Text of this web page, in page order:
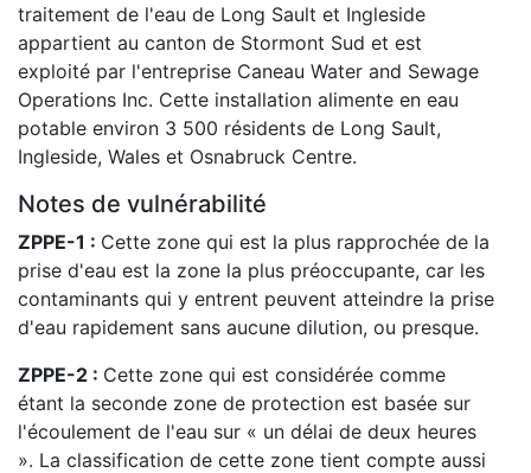
traitement de l'eau de Long Sault et Ingleside
appartient au canton de Stormont Sud et est
exploité par l'entreprise Caneau Water and Sewage
Operations Inc. Cette installation alimente en eau
potable environ 3 500 résidents de Long Sault,
Ingleside, Wales et Osnabruck Centre.
Notes de vulnérabilité
ZPPE-1 : Cette zone qui est la plus rapprochée de la
prise d'eau est la zone la plus préoccupante, car les
contaminants qui y entrent peuvent atteindre la prise
d'eau rapidement sans aucune dilution, ou presque.
ZPPE-2 : Cette zone qui est considérée comme
étant la seconde zone de protection est basée sur
l'écoulement de l'eau sur « un délai de deux heures
». La classification de cette zone tient compte aussi